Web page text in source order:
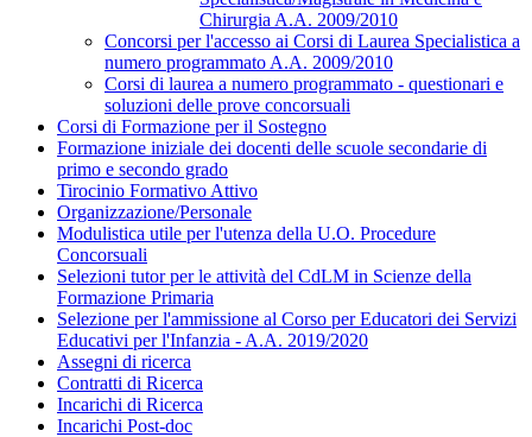
Chirurgia A.A. 2009/2010
Concorsi per l'accesso ai Corsi di Laurea Specialistica a
numero programmato A.A. 2009/2010
Corsi di laurea a numero programmato - questionari e
soluzioni delle prove concorsuali
Corsi di Formazione per il Sostegno
Formazione iniziale dei docenti delle scuole secondarie di
primo e secondo grado
Tirocinio Formativo Attivo
Organizzazione/Personale
Modulistica utile per l'utenza della U.O. Procedure
Concorsuali
Selezioni tutor per le attività del CdLM in Scienze della
Formazione Primaria
Selezione per l'ammissione al Corso per Educatori dei Servizi
Educativi per l'Infanzia - A.A. 2019/2020
Assegni di ricerca
Contratti di Ricerca
Incarichi di Ricerca
Incarichi Post-doc